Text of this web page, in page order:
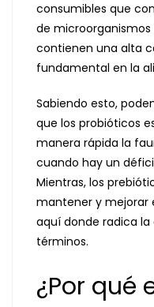
consumibles que
de
contienen una alta
fundamental en la
Sabiendo esto,
que los probióticos
manera rápida la
cuando hay un
Mientras, los
mantener y mejorar
aquí donde radica
términos.
¿Por qué